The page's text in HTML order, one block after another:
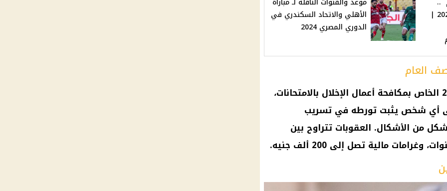
فرص عمل في الإمارات 2024 |
الأهلي والاتحاد السكندري في
الدوري المصري 2024
العام
وفقًا للقانون رقم 205 لسنة 2020 الخاص بمكافحة أعمال الإخلال بالامتحانات،
أي شخص يثبت تورطه في تسريب
من الأشكال. العقوبات تتراوح بين